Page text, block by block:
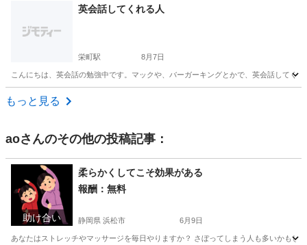
名古屋駅 友達
英会話してくれる人
栄町駅 8月7日
こんにちは、英会話の勉強中です。マックや、バーガーキングとかで、英会話してく
愛知 名古屋市
もっと見る
aoさんのその他の投稿記事：
助け合い
柔らかくしてこそ効果がある
報酬：無料
静岡県 浜松市 6月9日
あなたはストレッチやマッサージを毎日やりますか？ さぼってしまう人も多いかも